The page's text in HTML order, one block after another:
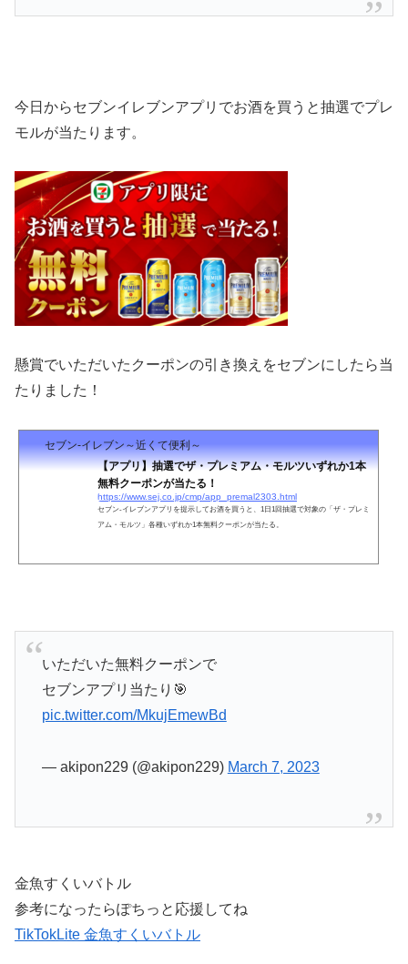
今日からセブンイレブンアプリでお酒を買うと抽選でプレ
モルが当たります。
懸賞でいただいたクーポンの引き換えをセブンにしたら当
たりました！
セブン‐イレブン～近くて便利～
【アプリ】抽選でザ・プレミアム・モルツいずれか1本
無料クーポンが当たる！
https://www.sej.co.jp/cmp/app_premal2303.html
セブン‐イレブンアプリを提示してお酒を買うと、1日1回抽選で対象の「ザ・プレミ
アム・モルツ」各種いずれか1本無料クーポンが当たる。
いただいた無料クーポンで
セブンアプリ当たり🎯
pic.twitter.com/MkujEmewBd
— akipon229 (@akipon229) March 7, 2023
金魚すくいバトル
参考になったらぽちっと応援してね
TikTokLite 金魚すくいバトル